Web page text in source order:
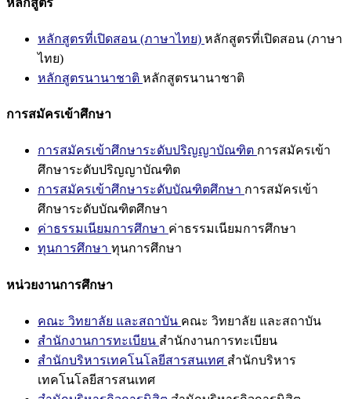
หลักสูตรที่เปิดสอน (ภาษาไทย) หลักสูตรที่เปิดสอน (ภาษา
ไทย)
หลักสูตรนานาชาติ หลักสูตรนานาชาติ
การสมัครเข้าศึกษา
การสมัครเข้าศึกษาระดับปริญญาบัณฑิต การสมัครเข้า
ศึกษาระดับปริญญาบัณฑิต
การสมัครเข้าศึกษาระดับบัณฑิตศึกษา การสมัครเข้า
ศึกษาระดับบัณฑิตศึกษา
ค่าธรรมเนียมการศึกษา ค่าธรรมเนียมการศึกษา
ทุนการศึกษา ทุนการศึกษา
หน่วยงานการศึกษา
คณะ วิทยาลัย และสถาบัน คณะ วิทยาลัย และสถาบัน
สำนักงานการทะเบียน สำนักงานการทะเบียน
สำนักบริหารเทคโนโลยีสารสนเทศ สำนักบริหาร
เทคโนโลยีสารสนเทศ